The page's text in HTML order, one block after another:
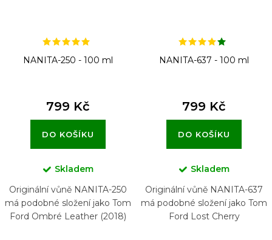
NANITA-250 - 100 ml
799 Kč
DO KOŠÍKU
Skladem
Originální vůně NANITA-250
má podobné složení jako Tom
Ford Ombré Leather (2018)
NANITA-637 - 100 ml
799 Kč
DO KOŠÍKU
Skladem
Originální vůně NANITA-637
má podobné složení jako Tom
Ford Lost Cherry